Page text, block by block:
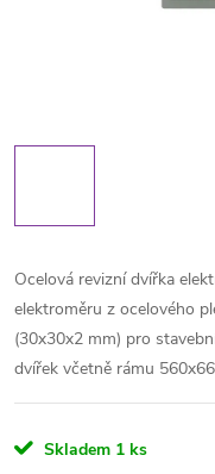
Ocelová revizní dvířka
elektroměru z ocelového
(30x30x2 mm) pro
dvířek včetně rámu
Skladem 1 ks